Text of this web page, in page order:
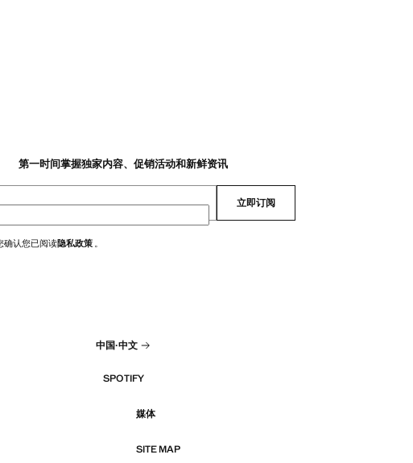
第一时间掌握独家内容、促销活动和新鲜资讯
立即订阅
确认您已阅读隐私政策 。
中国·中文
SPOTIFY
媒体
SITE MAP